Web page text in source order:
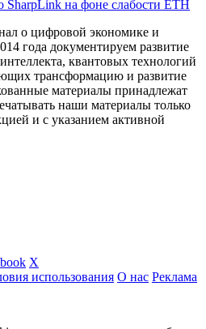
SharpLink на фоне слабости ETH
о цифровой экономике и
года документируем развитие
квантовых технологий
трансформацию и развитие
материалы принадлежат
наши материалы только
и с указанием активной
X
использования О нас Реклама